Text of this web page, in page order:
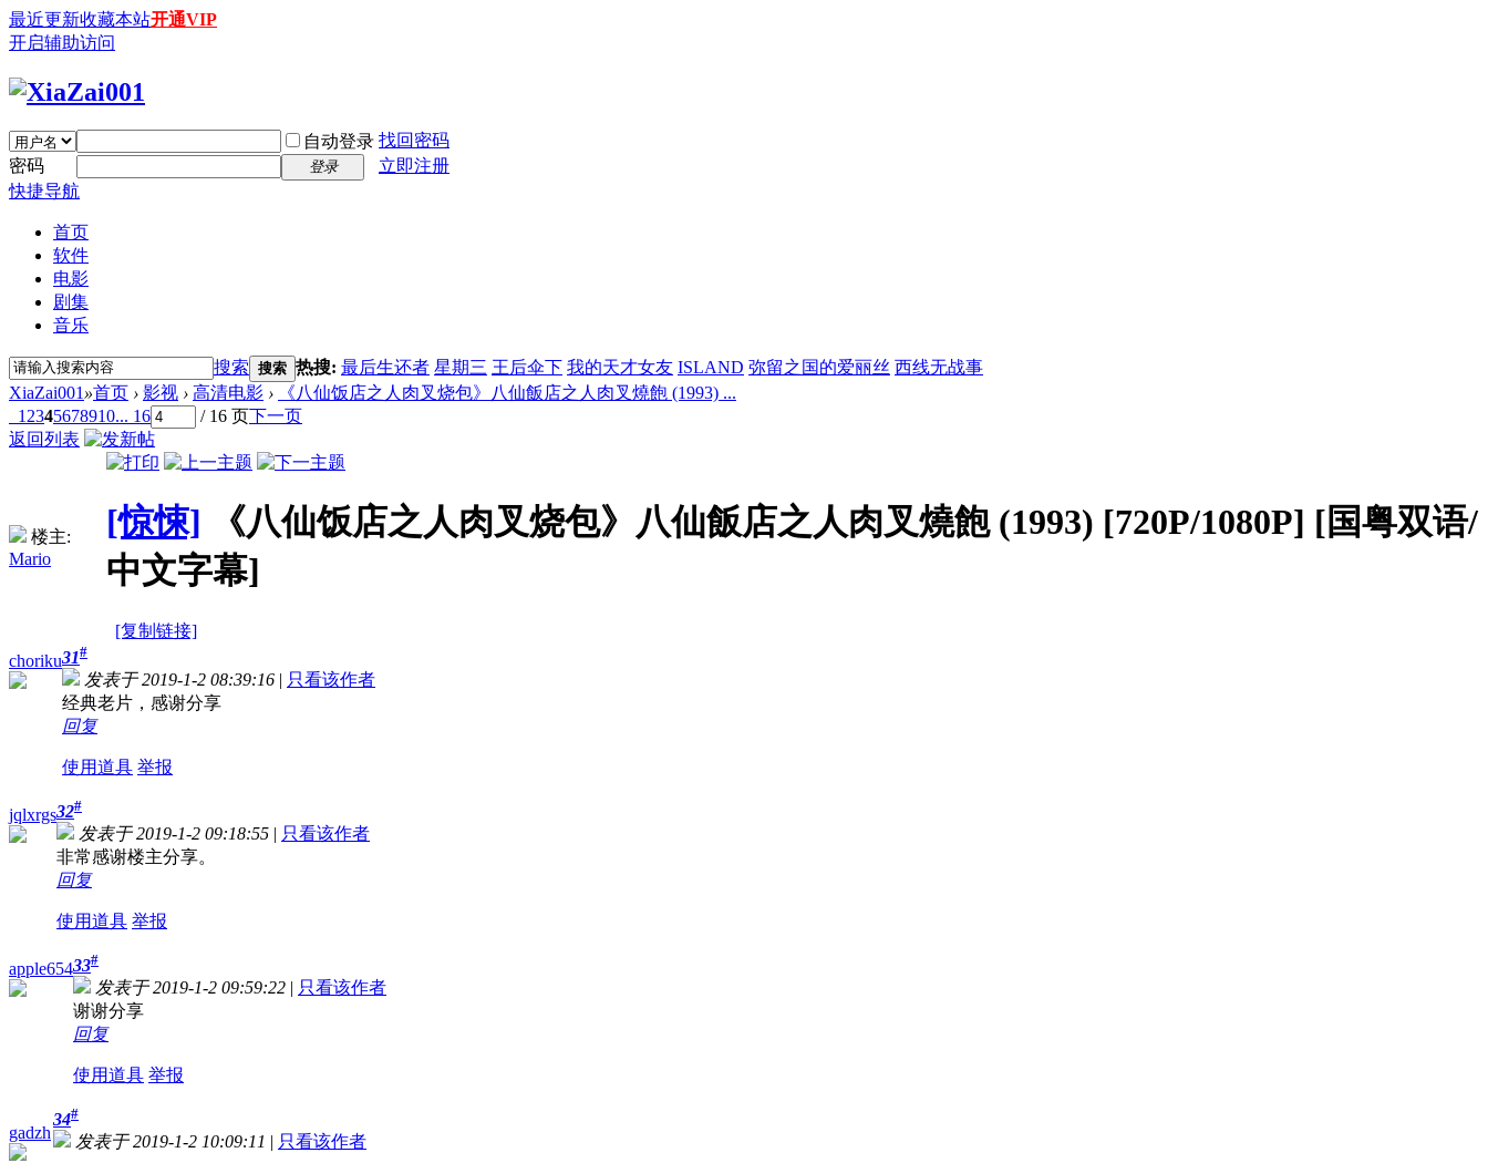
最近更新收藏本站开通VIP
开启辅助访问
自动登录 找回密码
密码
登录
立即注册
快捷导航
首页
软件
电影
剧集
音乐
搜索 搜索 热搜: 最后生还者 星期三 王后伞下 我的天才女友 ISLAND 弥留之国的爱丽丝 西线无战事
XiaZai001 »首页 › 影视 › 高清电影 ›
《八仙饭店之人肉叉烧包》八仙飯店之人肉叉燒飽 (1993) ...
1 2345678910... 16 / 16 页下一页
返回列表
楼主:
Mario
[惊悚]
《八仙饭店之人肉叉烧包》八仙飯店之人肉叉燒飽 (1993) [720P/1080P] [国粤双语/
中文字幕]
[复制链接]
choriku31#
发表于 2019-1-2 08:39:16 | 只看该作者
经典老片，感谢分享
回复
使用道具 举报
jqlxrgs32#
发表于 2019-1-2 09:18:55 | 只看该作者
非常感谢楼主分享。
回复
使用道具 举报
apple65433#
发表于 2019-1-2 09:59:22 | 只看该作者
谢谢分享
回复
使用道具 举报
gadzh
34#
发表于 2019-1-2 10:09:11 | 只看该作者